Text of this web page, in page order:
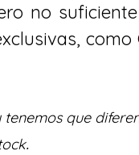
no
como
que
.